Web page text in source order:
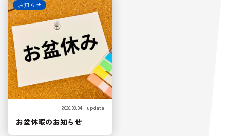
お盆休暇のお知らせ
お知らせ
2026.08.04 | update